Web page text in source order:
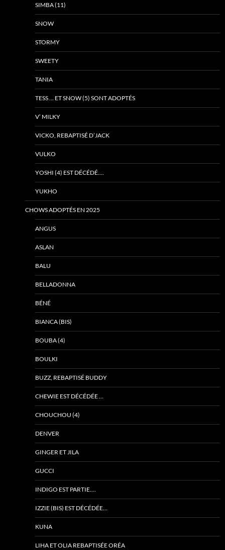
SIMBA (11)
SNOW
STORMY
SWEETY
TANIA
TESS … ET SNOW (5) SONT ADOPTÉS
V’ MILKY
VICKO, REBAPTISÉ D’JACK
VULKO
YOSHI (4) EST DÉCÉDÉ….
YUKHO
CHOWS ADOPTÉS EN 2025
ANGUS
ASLAN
BALU
BELLADONNA
BÉNÉ
BIANCA (BIS)
BOUBA (4)
BOULKI
BUZZ, REBAPTISÉ BUDDY
CHEWIE EST DÉCÉDÉE …
CHOUCHOU (4)
DENVER
GINGER ET JILA
GUCCI
INDIGO EST PARTIE….
IZZIE (BIS) EST DÉCÉDÉE…
KUNA
LIHA ET OLIA REBAPTISÉE ORÉA